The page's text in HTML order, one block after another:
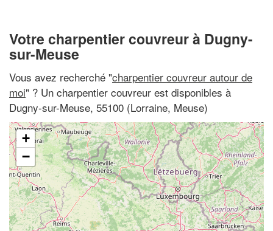
Votre charpentier couvreur à Dugny-
sur-Meuse
Vous avez recherché "charpentier couvreur autour de
moi" ? Un charpentier couvreur est disponibles à
Dugny-sur-Meuse, 55100 (Lorraine, Meuse)
+
−